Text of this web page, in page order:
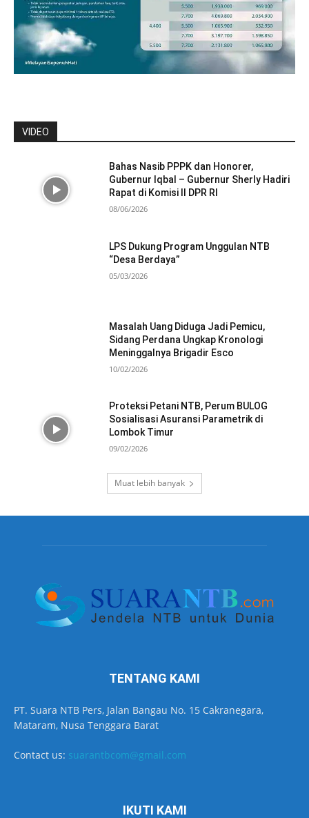
VIDEO
Bahas Nasib PPPK dan Honorer,
Gubernur Iqbal – Gubernur Sherly Hadiri
Rapat di Komisi II DPR RI
08/06/2026
LPS Dukung Program Unggulan NTB
“Desa Berdaya”
05/03/2026
Masalah Uang Diduga Jadi Pemicu,
Sidang Perdana Ungkap Kronologi
Meninggalnya Brigadir Esco
10/02/2026
Proteksi Petani NTB, Perum BULOG
Sosialisasi Asuransi Parametrik di
Lombok Timur
09/02/2026
Muat lebih banyak
TENTANG KAMI
PT. Suara NTB Pers, Jalan Bangau No. 15 Cakranegara,
Mataram, Nusa Tenggara Barat
Contact us: suarantbcom@gmail.com
IKUTI KAMI